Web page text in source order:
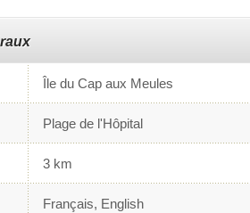
Île du Cap aux Meules
Plage de l'Hôpital
3 km
Français, English